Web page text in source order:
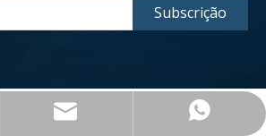
+86-0532-83182276
admin@xlrope.com
+86-15965581902
Subscrição